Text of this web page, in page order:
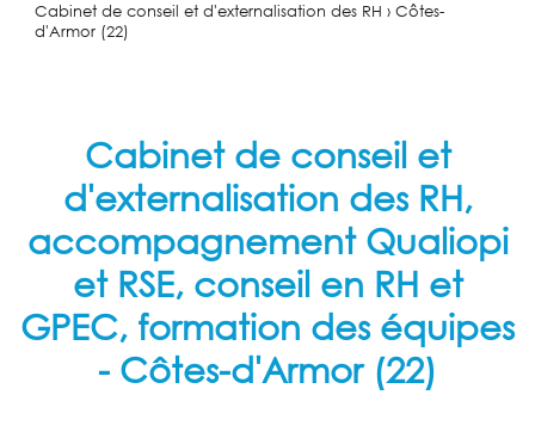
ACCUEIL
EXTERNALISATION
Cabinet de conseil et d'externalisation des RH › Côtes-
d'Armor (22)
Cabinet de conseil et
d'externalisation des RH,
accompagnement Qualiopi
et RSE, conseil en RH et
GPEC, formation des équipes
- Côtes-d'Armor (22)